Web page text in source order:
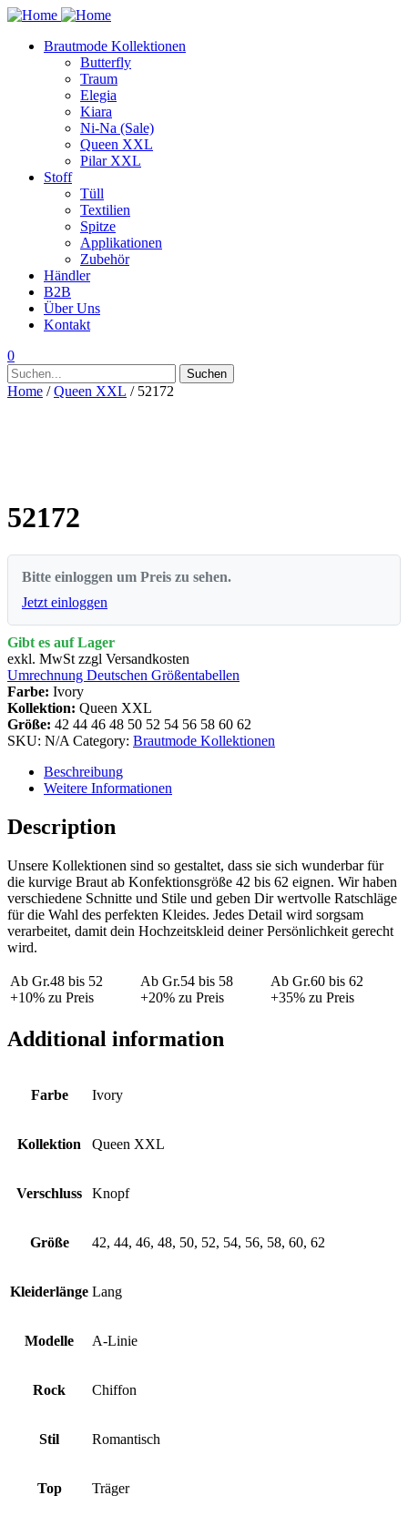
Brautmode Kollektionen
Butterfly
Traum
Elegia
Kiara
Ni-Na (Sale)
Queen XXL
Pilar XXL
Stoff
Tüll
Textilien
Spitze
Applikationen
Zubehör
Händler
B2B
Über Uns
Kontakt
0
Suchen
nach:
Suchen
Home /Queen XXL / 52172
52172
Bitte einloggen um Preis zu sehen.
Jetzt einloggen
Gibt es auf Lager
exkl. MwSt zzgl Versandkosten
Umrechnung Deutschen Größentabellen
Farbe: Ivory
Kollektion: Queen XXL
Größe: 42 44 46 48 50 52 54 56 58 60 62
SKU: N/A Category: Brautmode Kollektionen
Beschreibung
Weitere Informationen
Description
Unsere Kollektionen sind so gestaltet, dass sie sich wunderbar für
die kurvige Braut ab Konfektionsgröße 42 bis 62 eignen. Wir haben
verschiedene Schnitte und Stile und geben Dir wertvolle Ratschläge
für die Wahl des perfekten Kleides. Jedes Detail wird sorgsam
verarbeitet, damit dein Hochzeitskleid deiner Persönlichkeit gerecht
wird.
Ab Gr.48 bis 52
+10% zu Preis
Ab Gr.54 bis 58
+20% zu Preis
Ab Gr.60 bis 62
+35% zu Preis
Additional information
Farbe Ivory
Kollektion Queen XXL
Verschluss Knopf
Größe 42, 44, 46, 48, 50, 52, 54, 56, 58, 60, 62
Kleiderlänge Lang
Modelle A-Linie
Rock Chiffon
Stil Romantisch
Top Träger